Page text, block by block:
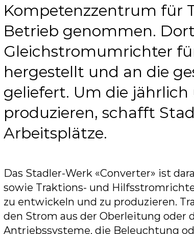
Kompetenzzentrum für
Betrieb genommen.
Gleichstromumrichter
hergestellt und an die
geliefert. Um die
produzieren, schafft
Arbeitsplätze.
Das Stadler-Werk «Converter» ist
sowie Traktions- und
zu entwickeln und zu produzieren.
den Strom aus der Oberleitung oder
Antriebssysteme, die Beleuchtung